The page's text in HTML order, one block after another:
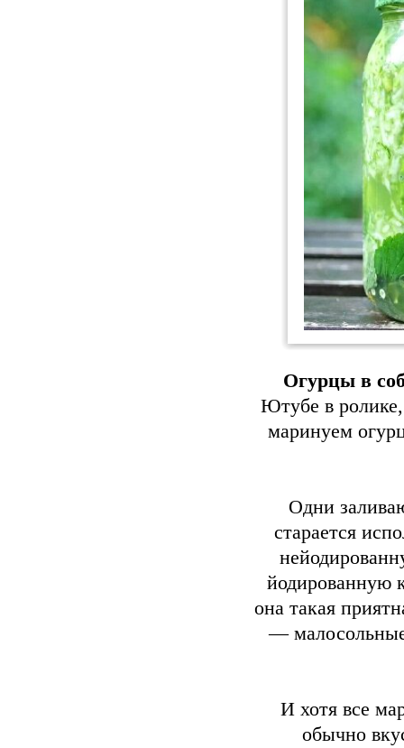
Огурцы в
Ютубе в
маринуем
Одни
старается
йодированную
она такая
— малосольные
И хотя все
обычно